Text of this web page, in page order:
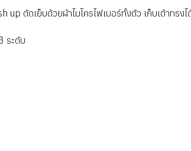
ตัดเย็บด้วยผ้าไมโครไฟเบอร์ทั้งตัว เก็บเต้าทร
ระดับ